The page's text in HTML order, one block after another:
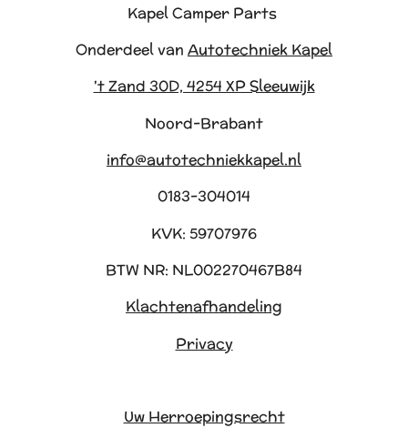
Kapel Camper Parts
Onderdeel van Autotechniek Kapel
't Zand 30D, 4254 XP Sleeuwijk
Noord-Brabant
info@autotechniekkapel.nl
0183-304014
KVK: 59707976
BTW NR: NL002270467B84
Klachtenafhandeling
Privacy
Uw Herroepingsrecht